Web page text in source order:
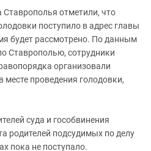
Ставрополья отметили, что
поступило в адрес главы
будет рассмотрено. По данным
Ставрополью, сотрудники
организовали
месте проведения голодовки,
суда и гособвинения
родителей подсудимых по делу
пока не поступало.